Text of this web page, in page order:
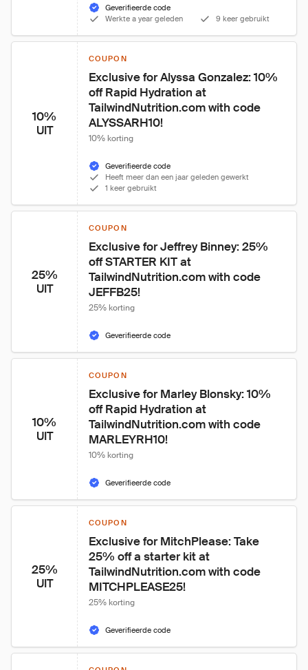
Geverifieerde code
Werkte a year geleden
9 keer gebruikt
10%
UIT
COUPON
Exclusive for Alyssa Gonzalez: 10%
off Rapid Hydration at
TailwindNutrition.com with code
ALYSSARH10!
10% korting
Geverifieerde code
Heeft meer dan een jaar geleden gewerkt
1 keer gebruikt
25%
UIT
COUPON
Exclusive for Jeffrey Binney: 25%
off STARTER KIT at
TailwindNutrition.com with code
JEFFB25!
25% korting
Geverifieerde code
10%
UIT
COUPON
Exclusive for Marley Blonsky: 10%
off Rapid Hydration at
TailwindNutrition.com with code
MARLEYRH10!
10% korting
Geverifieerde code
25%
UIT
COUPON
Exclusive for MitchPlease: Take
25% off a starter kit at
TailwindNutrition.com with code
MITCHPLEASE25!
25% korting
Geverifieerde code